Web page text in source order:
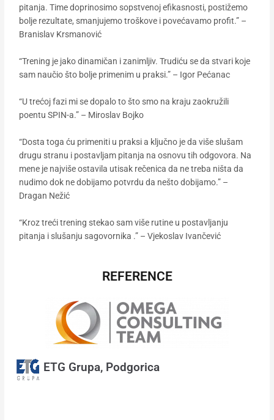
pitanja. Time doprinosimo sopstvenoj efikasnosti, postižemo
bolje rezultate, smanjujemo troškove i povećavamo profit.” –
Branislav Krsmanović
“Trening je jako dinamičan i zanimljiv. Trudiću se da stvari koje
sam naučio što bolje primenim u praksi.” – Igor Pećanac
“U trećoj fazi mi se dopalo to što smo na kraju zaokružili
poentu SPIN-a.” – Miroslav Bojko
“Dosta toga ću primeniti u praksi a ključno je da više slušam
drugu stranu i postavljam pitanja na osnovu tih odgovora. Na
mene je najviše ostavila utisak rečenica da ne treba ništa da
nudimo dok ne dobijamo potvrdu da nešto dobijamo.” –
Dragan Nežić
“Kroz treći trening stekao sam više rutine u postavljanju
pitanja i slušanju sagovornika .” – Vjekoslav Ivančević
REFERENCE
ETG Grupa, Podgorica